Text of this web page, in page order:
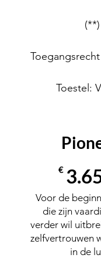
(**)
Toestel:
€
Voor de
die zijn
verder wil
zelfvertrouwen
in de